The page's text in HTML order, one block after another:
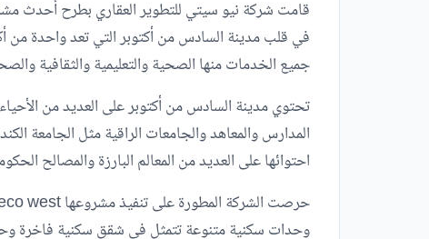
قامت شركة نيو سيتي للتطوير العقاري بطرح أحدث
في قلب مدينة السادس من أكتوبر التي تعد واحدة من
جميع الخدمات منها الصحية والتعليمية والثقافية
تحتوي مدينة السادس من أكتوبر على العديد من
المدارس والمعاهد والجامعات الراقية مثل الجامعة
احتوائها على العديد من المعالم البارزة والمصالح
وحدات سكنية متنوعة تتمثل في شقق سكنية فاخرة